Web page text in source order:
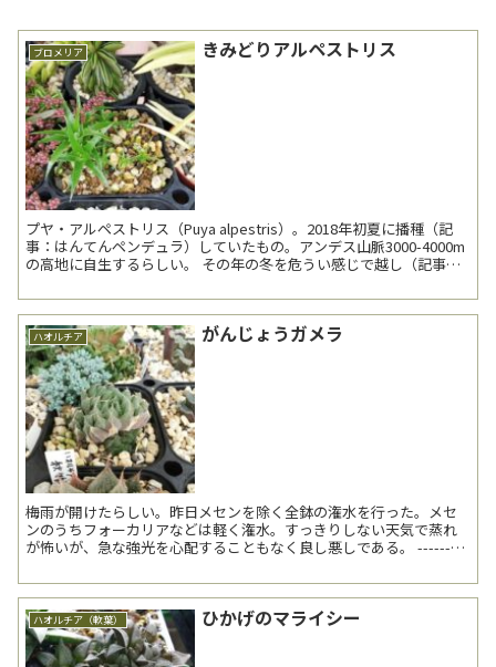
ブロメリア きみどりアルペストリス
プヤ・アルペストリス（Puya alpestris）。2018年初夏に播種（記
事：はんてんペンデュラ）していたもの。アンデス山脈3000-4000m
の高地に自生するらしい。 その年の冬を危うい感じで越し（記事：
ハオルチア がんじょうガメラ
梅雨が開けたらしい。昨日メセンを除く全鉢の潅水を行った。メセ
ンのうちフォーカリアなどは軽く潅水。すっきりしない天気で蒸れ
が怖いが、急な強光を心配することもなく良し悪しである。 ---------
ハオルチア（軟葉） ひかげのマライシー